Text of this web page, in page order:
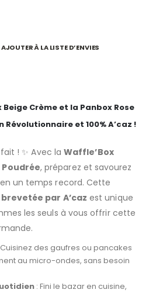
AJOUTER À LA LISTE D’ENVIES
Beige Crème et la Panbox Rose
Révolutionnaire et 100% A’caz !
fait ! ✨ Avec laWaffle’Box
Poudrée, préparez et savourez
un temps record. Cette
par A’caz est unique
les seuls à vous offrir cette
des gaufres ou pancakes
au micro-ondes, sans besoin
: Fini le bazar en cuisine,